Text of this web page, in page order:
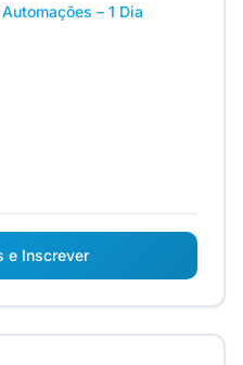
– 1 Dia
e Inscrever